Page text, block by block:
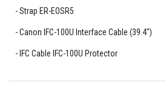
Strap ER-EOSR5
Canon IFC-100U Interface Cable (39.4")
IFC Cable IFC-100U Protector